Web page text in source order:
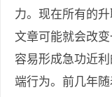
力。现在所有的
文章可能就会改
容易形成急功近
端行为。前几年